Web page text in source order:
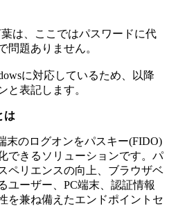
は、ここではパスワードに代
問題ありません。
に対応しているため、以降
と表記します。
は
末のログオンをパスキー(FIDO)
できるソリューションです。パ
ペリエンスの向上、ブラウザベ
ユーザー、PC端末、認証情報
を兼ね備えたエンドポイントセ